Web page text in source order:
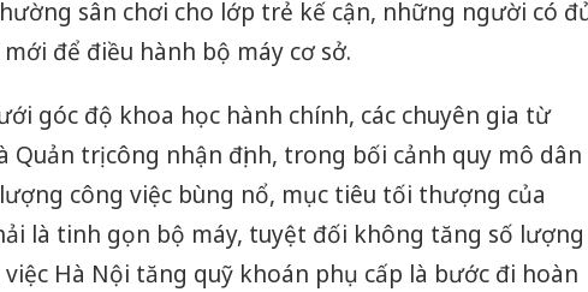
sân chơi cho lớp trẻ kế cận, những người có
để điều hành bộ máy cơ sở.
góc độ khoa học hành chính, các chuyên gia từ
Quản trị công nhận định, trong bối cảnh quy mô dân
công việc bùng nổ, mục tiêu tối thượng của
là tinh gọn bộ máy, tuyệt đối không tăng số lượng
việc Hà Nội tăng quỹ khoán phụ cấp là bước đi hoàn
sản
Công
tìm bị
án sản
bán yến
Thanh
hại